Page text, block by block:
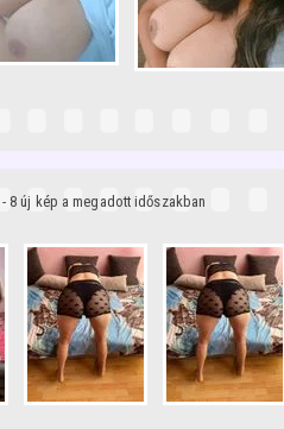
- 8 új kép a megadott időszakban